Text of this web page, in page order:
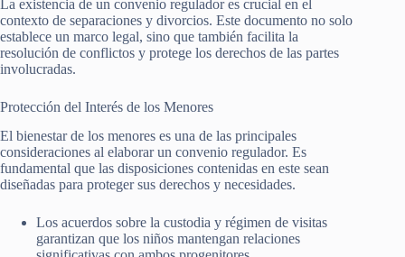
La existencia de un convenio regulador es crucial en el
contexto de separaciones y divorcios. Este documento no solo
establece un marco legal, sino que también facilita la
resolución de conflictos y protege los derechos de las partes
involucradas.
Protección del Interés de los Menores
El bienestar de los menores es una de las principales
consideraciones al elaborar un convenio regulador. Es
fundamental que las disposiciones contenidas en este sean
diseñadas para proteger sus derechos y necesidades.
Los acuerdos sobre la custodia y régimen de visitas
garantizan que los niños mantengan relaciones